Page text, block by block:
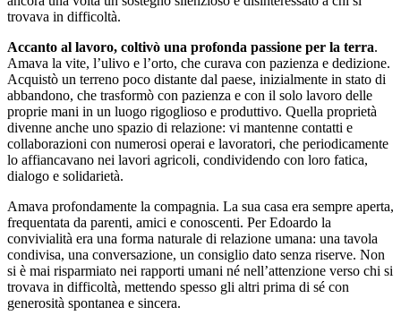
trovava in difficoltà.
Accanto al lavoro, coltivò una profonda passione per la terra.
Amava la vite, l’ulivo e l’orto, che curava con pazienza e dedizione.
Acquistò un terreno poco distante dal paese, inizialmente in stato di
abbandono, che trasformò con pazienza e con il solo lavoro delle
proprie mani in un luogo rigoglioso e produttivo. Quella proprietà
divenne anche uno spazio di relazione: vi mantenne contatti e
collaborazioni con numerosi operai e lavoratori, che periodicamente
lo affiancavano nei lavori agricoli, condividendo con loro fatica,
dialogo e solidarietà.
Amava profondamente la compagnia. La sua casa era sempre aperta,
frequentata da parenti, amici e conoscenti. Per Edoardo la
convivialità era una forma naturale di relazione umana: una tavola
condivisa, una conversazione, un consiglio dato senza riserve. Non
si è mai risparmiato nei rapporti umani né nell’attenzione verso chi si
trovava in difficoltà, mettendo spesso gli altri prima di sé con
generosità spontanea e sincera.